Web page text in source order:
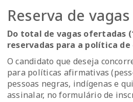
Reserva de vagas
Do total de vagas ofertadas
reservadas para a política
O candidato que deseja
para políticas afirmativas
pessoas negras, indígenas e
assinalar, no formulário de